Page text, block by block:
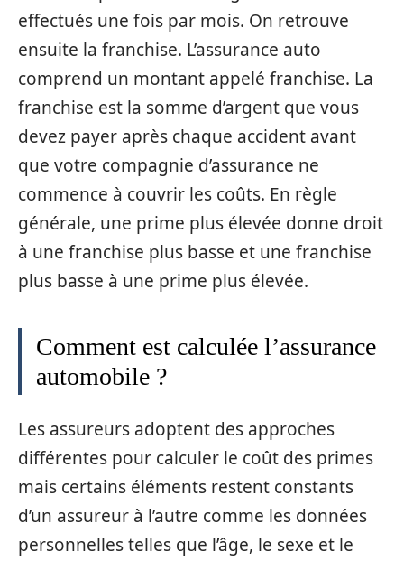
effectués une fois par mois. On retrouve
ensuite la franchise. L’assurance auto
comprend un montant appelé franchise. La
franchise est la somme d’argent que vous
devez payer après chaque accident avant
que votre compagnie d’assurance ne
commence à couvrir les coûts. En règle
générale, une prime plus élevée donne droit
à une franchise plus basse et une franchise
plus basse à une prime plus élevée.
Comment est calculée l’assurance
automobile ?
Les assureurs adoptent des approches
différentes pour calculer le coût des primes
mais certains éléments restent constants
d’un assureur à l’autre comme les données
personnelles telles que l’âge, le sexe et le